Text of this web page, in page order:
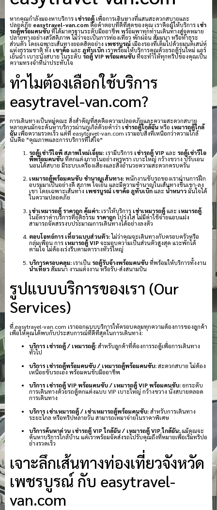
หากคุณกำลังมองหาบริการ เช่ารถตู้เพื่อการเดินทางที่แสนสะดวกสบายและ
ปลอดภัย easytravel-van.comคือคำตอบที่ดีที่สุดของคุณ เราคือผู้ให้บริการ เช่า
รถตู้พร้อมคนขับที่ได้มาตรฐานระดับมืออาชีพ พร้อมพาทุกท่านเดินทางสู่จุดหมาย
ปลายทางอย่างสวัสดิภาพ ไม่ว่าจะเป็นการท่องเที่ยว พักผ่อน สัมมนา หรือทำธุระ
ส่วนตัว โดยเฉพาะเส้นทางยอดฮิตอย่าง เพชรบูรณ์เมืองรองที่เต็มไปด้วยมนต์เสน่ห์
แห่งธรรมชาติ ทั้ง เขาค้อและ ภูทับเบิกเราพร้อมให้บริการคุณด้วยรถตู้รุ่นใหม่ แอร์
เย็นฉ่ำ เบาะนั่งสบาย ในระดับ รถตู้ VIP พร้อมคนขับที่จะทำให้ทุกทริปของคุณเป็น
ความทรงจำที่น่าประทับใจ
ทำไมต้องเลือกใช้บริการ
easytravel-van.com?
การเดินทางเป็นหมู่คณะ สิ่งสำคัญที่สุดคือความปลอดภัยและความสะดวกสบาย
หลายคนมักจะค้นหาบริการผ่านกูเกิลด้วยคำว่า เช่ารถตู้ใกล้ฉันหรือ เหมารถตู้ใกล้
ฉันเพื่อความรวดเร็ว แต่ที่ easytravel-van.com เรามอบสิ่งที่เหนือกว่าความใกล้
นั่นคือ “คุณภาพและการบริการที่ใส่ใจ”
รถตู้เช่าวีไอพี สภาพใหม่เอี่ยม:เรามีบริการ เช่ารถตู้ VIPและ รถตู้เช่าวีไอ
พีพร้อมคนขับที่ตกแต่งภายในอย่างหรูหรา เบาะใหญ่ กว้างขวาง ปรับเอน
นอนได้สบาย มีระบบเครื่องเสียงและสิ่งอำนวยความสะดวกครบครัน
เหมารถตู้พร้อมคนขับ ชำนาญเส้นทาง:พนักงานขับรถของเราผ่านการฝึก
อบรมมาเป็นอย่างดี สุภาพ ใจเย็น และมีความชำนาญในเส้นทางขึ้นเขา-ลง
เขา โดยเฉพาะเส้นทาง เพชรบูรณ์ เขาค้อภูทับเบิกและ น้ำหนาวมั่นใจได้
ในความปลอดภัย
เช่าเหมารถตู้ ราคาถูก คุ้มค่า:เราให้บริการ เช่าเหมารถตู้และ เหมารถตู้
ในอัตราค่าบริการที่ยุติธรรม ราคาถูกโปร่งใส ไม่มีค่าใช้จ่ายแอบแฝง
สามารถจัดสรรงบประมาณการเดินทางได้อย่างลงตัว
ตอบโจทย์การ เที่ยวแบบส่วนตัว:ไม่ว่าคุณจะเดินทางกับครอบครัวหรือ
กลุ่มเพื่อน การ เหมารถตู้ VIPจะมอบความเป็นส่วนตัวสูงสุด แวะพักได้
ตามใจ ไม่ต้องเร่งรีบตามตารางทัวร์ใหญ่
บริการครอบคลุม:เราเป็น รถตู้รับจ้างพร้อมคนขับที่พร้อมให้บริการทั้งงาน
นำเที่ยวสัมมนา งานแต่งงาน หรือรับ-ส่งสนามบิน
รูปแบบบริการของเรา (Our
Services)
ที่ easytravel-van.com เราออกแบบบริการให้ครอบคลุมทุกความต้องการของลูกค้า
เพื่อให้คุณได้พบกับประสบการณ์ที่ดีที่สุดในการเดินทาง:
บริการ เช่ารถตู้ / เหมารถตู้:สำหรับลูกค้าที่ต้องการรถตู้เพื่อการเดินทาง
ทั่วไป
บริการ เช่ารถตู้พร้อมคนขับ / เหมารถตู้พร้อมคนขับ:สะดวกสบาย ไม่ต้อง
เหนื่อยขับรถเอง พร้อมคนขับมืออาชีพ
บริการ เช่ารถตู้ VIP พร้อมคนขับ / เหมารถตู้ VIP พร้อมคนขับ: ยกระดับ
การเดินทางด้วยรถตู้ตกแต่งแบบ VIP เบาะใหญ่ กว้างขวาง นั่งสบายตลอด
การเดินทาง
บริการ เช่าเหมารถตู้ / เช่าเหมารถตู้พร้อมคนขับ:สำหรับการเดินทาง
ระยะไกล หรือทริปหลายวัน สามารถเหมาจ่ายในราคาพิเศษ
บริการค้นหาด่วน เช่ารถตู้ VIP ใกล้ฉัน / เหมารถตู้ VIP ใกล้ฉัน:แม้คุณจะ
ค้นหาบริการใกล้บ้าน แต่เราพร้อมจัดส่งรถไปรับคุณถึงที่หมายเพื่อเริ่มทริปอ
ย่างรวดเร็ว
เจาะลึกเส้นทางท่องเที่ยวจังหวัด
เพชรบูรณ์ กับ easytravel-
van.com